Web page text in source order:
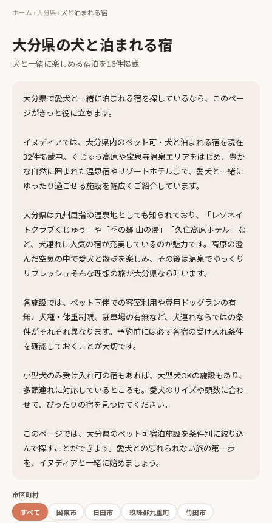
ホーム ›大分県›犬と泊まれる宿
大分県の犬と泊まれる宿
犬と一緒に楽しめる宿泊を16件掲載
大分県で愛犬と一緒に泊まれる宿を探しているなら、このペー
ジがきっと役に立ちます。
イヌディアでは、大分県内のペット可・犬と泊まれる宿を現在
32件掲載中。くじゅう高原や宝泉寺温泉エリアをはじめ、豊か
な自然に囲まれた温泉宿やリゾートホテルまで、愛犬と一緒に
ゆったり過ごせる施設を幅広くご紹介しています。
大分県は九州屈指の温泉地としても知られており、「レゾネイ
トクラブくじゅう」や「季の郷 山の湯」「久住高原ホテル」な
ど、犬連れに人気の宿が充実しているのが魅力です。高原の澄
んだ空気の中で愛犬と散歩を楽しみ、その後は温泉でゆっくり
リフレッシュ――そんな理想の旅が大分県なら叶います。
各施設では、ペット同伴での客室利用や専用ドッグランの有
無、犬種・体重制限、駐車場の有無など、犬連れならではの条
件がそれぞれ異なります。予約前には必ず各宿の受け入れ条件
を確認しておくことが大切です。
小型犬のみ受け入れ可の宿もあれば、大型犬OKの施設もあり、
多頭連れに対応しているところも。愛犬のサイズや頭数に合わ
せて、ぴったりの宿を見つけてください。
このページでは、大分県のペット可宿泊施設を条件別に絞り込
んで探すことができます。愛犬との忘れられない旅の第一歩
を、イヌディアと一緒に始めましょう。
市区町村
すべて
国東市 日田市 玖珠郡九重町
竹田市